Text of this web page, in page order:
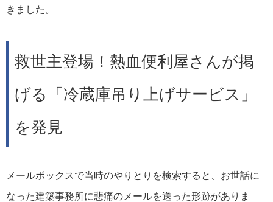
きました。
救世主登場！熱血便利屋さんが掲
げる「冷蔵庫吊り上げサービス」
を発見
メールボックスで当時のやりとりを検索すると、お世話に
なった建築事務所に悲痛のメールを送った形跡がありま